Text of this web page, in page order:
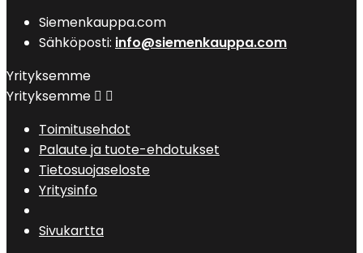
Siemenkauppa.com
Sähköposti: info@siemenkauppa.com
Yrityksemme
Yrityksemme  
Toimitusehdot
Palaute ja tuote-ehdotukset
Tietosuojaseloste
Yritysinfo
Sivukartta